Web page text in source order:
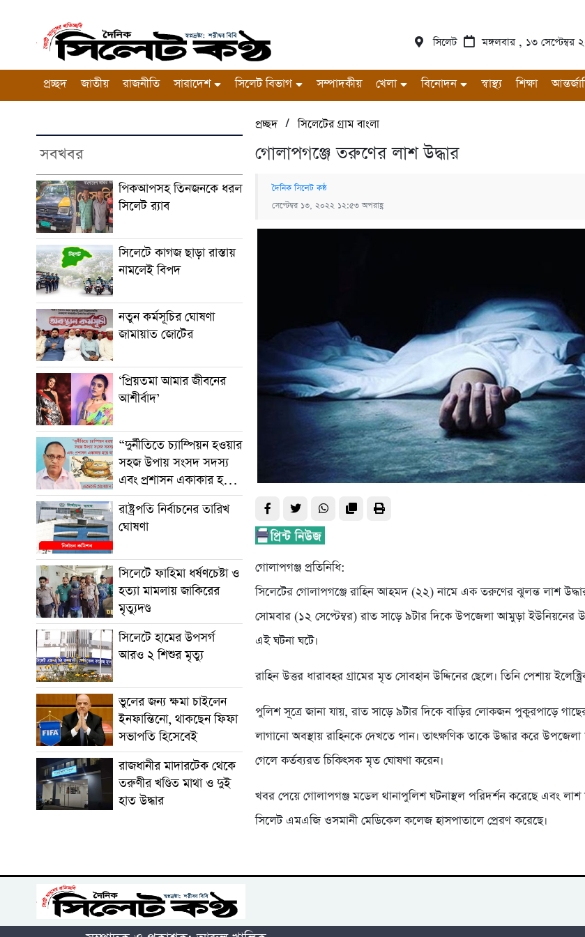
সিলেট মঙ্গলবার , ১৩ সেপ্টেম্বর
প্রচ্ছদ জাতীয় রাজনীতি সারাদেশ সিলেট বিভাগ সম্পাদকীয় খেলা বিনোদন স্বাস্থ্য শিক্ষা
সবখবর
পিকআপসহ তিনজনকে ধরল
সিলেট র‌্যাব
সিলেটে কাগজ ছাড়া রাস্তায়
নামলেই বিপদ
নতুন কর্মসূচির ঘোষণা
জামায়াত জোটের
‘প্রিয়তমা আমার জীবনের
আশীর্বাদ’
“দুর্নীতিতে চ্যাম্পিয়ন হওয়ার
সহজ উপায় সংসদ সদস্য
এবং প্রশাসন একাকার হয়ে
যাওয়া”
রাষ্ট্রপতি নির্বাচনের তারিখ
ঘোষণা
সিলেটে ফাহিমা ধর্ষণচেষ্টা ও
হত্যা মামলায় জাকিরের
মৃত্যুদণ্ড
সিলেটে হামের উপসর্গ
আরও ২ শিশুর মৃত্যু
ভুলের জন্য ক্ষমা চাইলেন
ইনফান্তিনো, থাকছেন ফিফা
সভাপতি হিসেবেই
রাজধানীর মাদারটেক থেকে
তরুণীর খণ্ডিত মাথা ও দুই
হাত উদ্ধার
প্রচ্ছদ/সিলেটের গ্রাম বাংলা
গোলাপগঞ্জে তরুণের লাশ উদ্ধার
দৈনিক সিলেট কন্ঠ
সেপ্টেম্বর ১৩, ২০২২ ১২:৫৩ অপরাহ্ণ
গোলাপগঞ্জ প্রতিনিধি:
সিলেটের গোলাপগঞ্জে রাহিন আহমদ (২২) নামে এক তরুণের ঝুলন্ত লাশ
সোমবার (১২ সেপ্টেম্বর) রাত সাড়ে ৯টার দিকে উপজেলা আমুড়া ইউনিয়নের
এই ঘটনা ঘটে।
রাহিন উত্তর ধারাবহর গ্রামের মৃত সোবহান উদ্দিনের ছেলে। তিনি পেশায় ইলেক্ট্রিক
পুলিশ সূত্রে জানা যায়, রাত সাড়ে ৯টার দিকে বাড়ির লোকজন পুকুরপাড়ে
লাগানো অবস্থায় রাহিনকে দেখতে পান। তাৎক্ষণিক তাকে উদ্ধার করে উপজেলা
গেলে কর্তব্যরত চিকিৎসক মৃত ঘোষণা করেন।
খবর পেয়ে গোলাপগঞ্জ মডেল থানাপুলিশ ঘটনাস্থল পরিদর্শন করেছে এবং
সিলেট এমএজি ওসমানী মেডিকেল কলেজ হাসপাতালে প্রেরণ করেছে।